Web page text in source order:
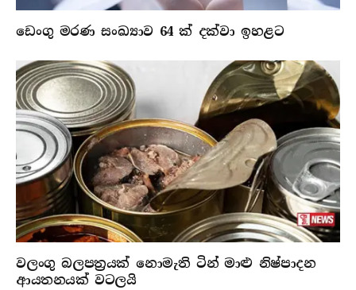
ඩෙංගු මරණ සංඛ්‍යාව 64 ක් දක්වා ඉහළට
වලංගු බලපත්‍රයක් නොමැති ටින් මාළු නිෂ්පාදන
ආයතනයක් වටලයි